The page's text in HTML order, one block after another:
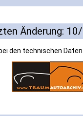
Änderung:
den technischen